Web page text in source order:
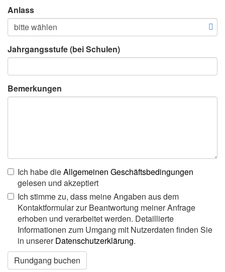
Anlass
Jahrgangsstufe (bei Schulen)
Bemerkungen
Ich habe dieAllgemeinen Geschäftsbedingungen
gelesen und akzeptiert
Ich stimme zu, dass meine Angaben aus dem
Kontaktformular zur Beantwortung meiner Anfrage
erhoben und verarbeitet werden. Detaillierte
Informationen zum Umgang mit Nutzerdaten finden Sie
in unsererDatenschutzerklärung.
Rundgang buchen